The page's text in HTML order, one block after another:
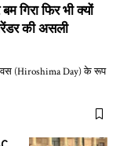
गिरा फिर भी क्यों
की असली
(Hiroshima Day) के रूप